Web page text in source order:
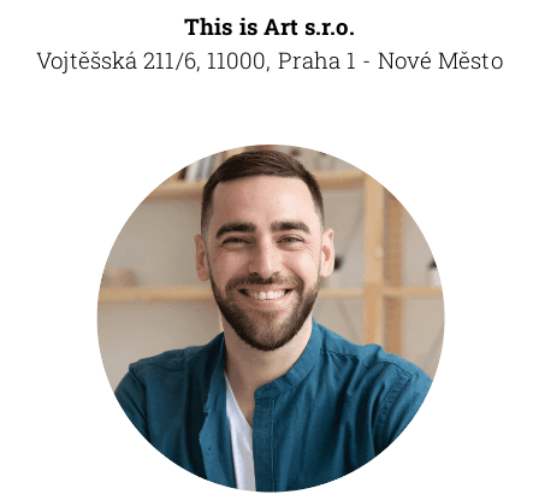
This is Art s.r.o.
Vojtěšská 211/6, 11000, Praha 1 - Nové Město